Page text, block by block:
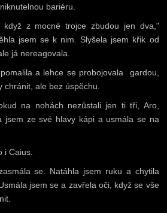
bariéru.
když z mocné trojce zbudou jen dva,"
jsem se k nim. Slyšela jsem křik od
já nereagovala.
a lehce se probojovala gardou,
chránit, ale bez úspěchu.
na nohách nezůstali jen ti tři, Aro,
jsem ze své hlavy kápi a usmála se na
i Caius.
se. Natáhla jsem ruku a chytila
jsem se a zavřela oči, když se vše